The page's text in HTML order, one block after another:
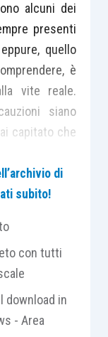
alcuni dei
presenti
quello
è
vite reale.
siano
capitato che
è così, solo
navigano su
ma è anche
infetto,
chiamato
totale di
di
subito!
con tutti
download in
- Area